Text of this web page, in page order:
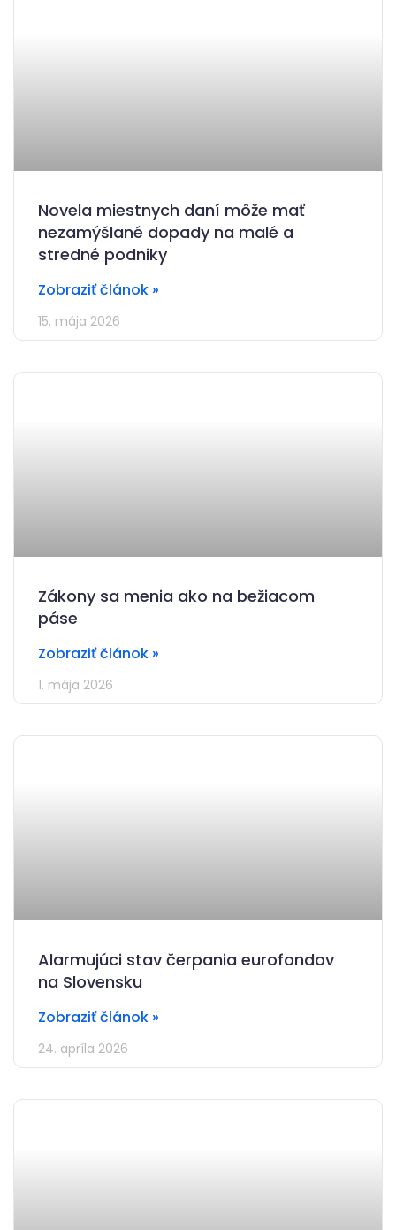
Novela miestnych daní môže mať
nezamýšlané dopady na malé a
stredné podniky
Zobraziť článok »
15. mája 2026
Zákony sa menia ako na bežiacom
páse
Zobraziť článok »
1. mája 2026
Alarmujúci stav čerpania eurofondov
na Slovensku
Zobraziť článok »
24. apríla 2026